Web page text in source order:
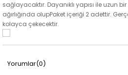
sağlayacaktır. Dayanıklı yapısı ile uzun
ağırlığında olupPaket içeriği 2 adettir.
kolayca çekecektir.
Yorumlar(0)